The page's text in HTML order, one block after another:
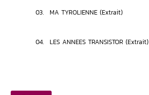
03. MA TYROLIENNE (Extrait)
04. LES ANNEES TRANSISTOR (Extrait)